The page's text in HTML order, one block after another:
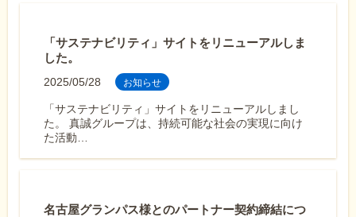
「サステナビリティ」サイトをリニューアルしま
した。
2025/05/28 お知らせ
「サステナビリティ」サイトをリニューアルしまし
た。 真誠グループは、持続可能な社会の実現に向け
た活動…
名古屋グランパス様とのパートナー契約締結につ